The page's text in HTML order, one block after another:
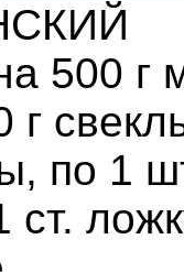
500 г
г
по 1
ст.